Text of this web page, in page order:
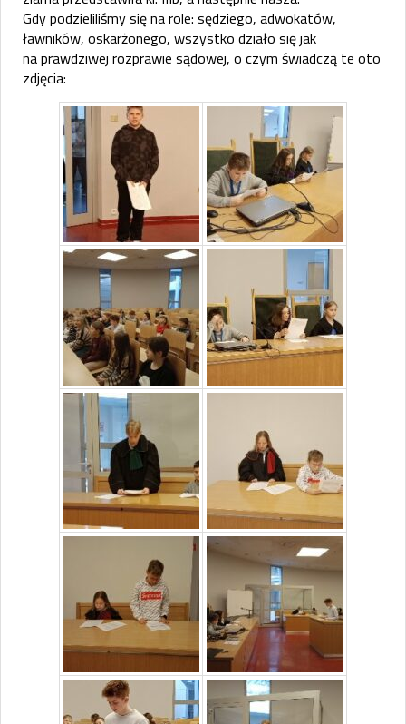
Gdy podzieliliśmy się na role: sędziego, adwokatów,
ławników, oskarżonego, wszystko działo się jak
na prawdziwej rozprawie sądowej, o czym świadczą te oto
zdjęcia: